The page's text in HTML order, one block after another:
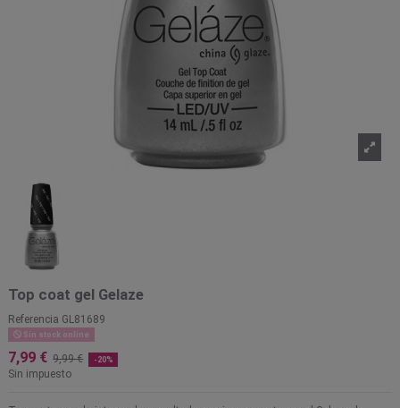
Top coat gel Gelaze
Referencia GL81689
Sin stock online
7,99 € 9,99 € -20%
Sin impuesto